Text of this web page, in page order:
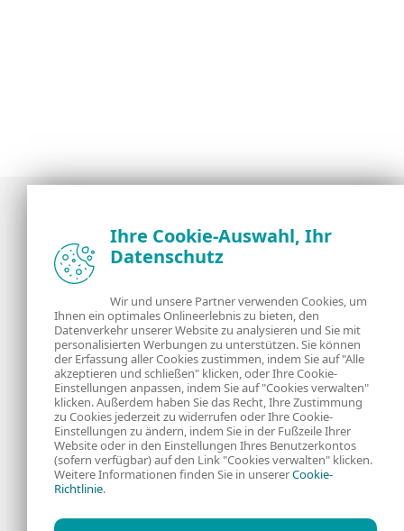
Neuigkeiten, Analysen und Tipps der ESET
Sicherheitsexperten
Über uns ESET
Kontakt Datenschutzerklärung
Rechtliche
Informationen
Cookies
RSS Feed
Ihre Cookie-Auswahl, Ihr
Datenschutz
Wir und unsere Partner verwenden Cookies, um
Ihnen ein optimales Onlineerlebnis zu bieten, den
Datenverkehr unserer Website zu analysieren und Sie mit
personalisierten Werbungen zu unterstützen. Sie können
der Erfassung aller Cookies zustimmen, indem Sie auf "Alle
akzeptieren und schließen" klicken, oder Ihre Cookie-
Einstellungen anpassen, indem Sie auf "Cookies verwalten"
klicken. Außerdem haben Sie das Recht, Ihre Zustimmung
zu Cookies jederzeit zu widerrufen oder Ihre Cookie-
Einstellungen zu ändern, indem Sie in der Fußzeile Ihrer
Website oder in den Einstellungen Ihres Benutzerkontos
(sofern verfügbar) auf den Link "Cookies verwalten" klicken.
Weitere Informationen finden Sie in unsererCookie-
Richtlinie.